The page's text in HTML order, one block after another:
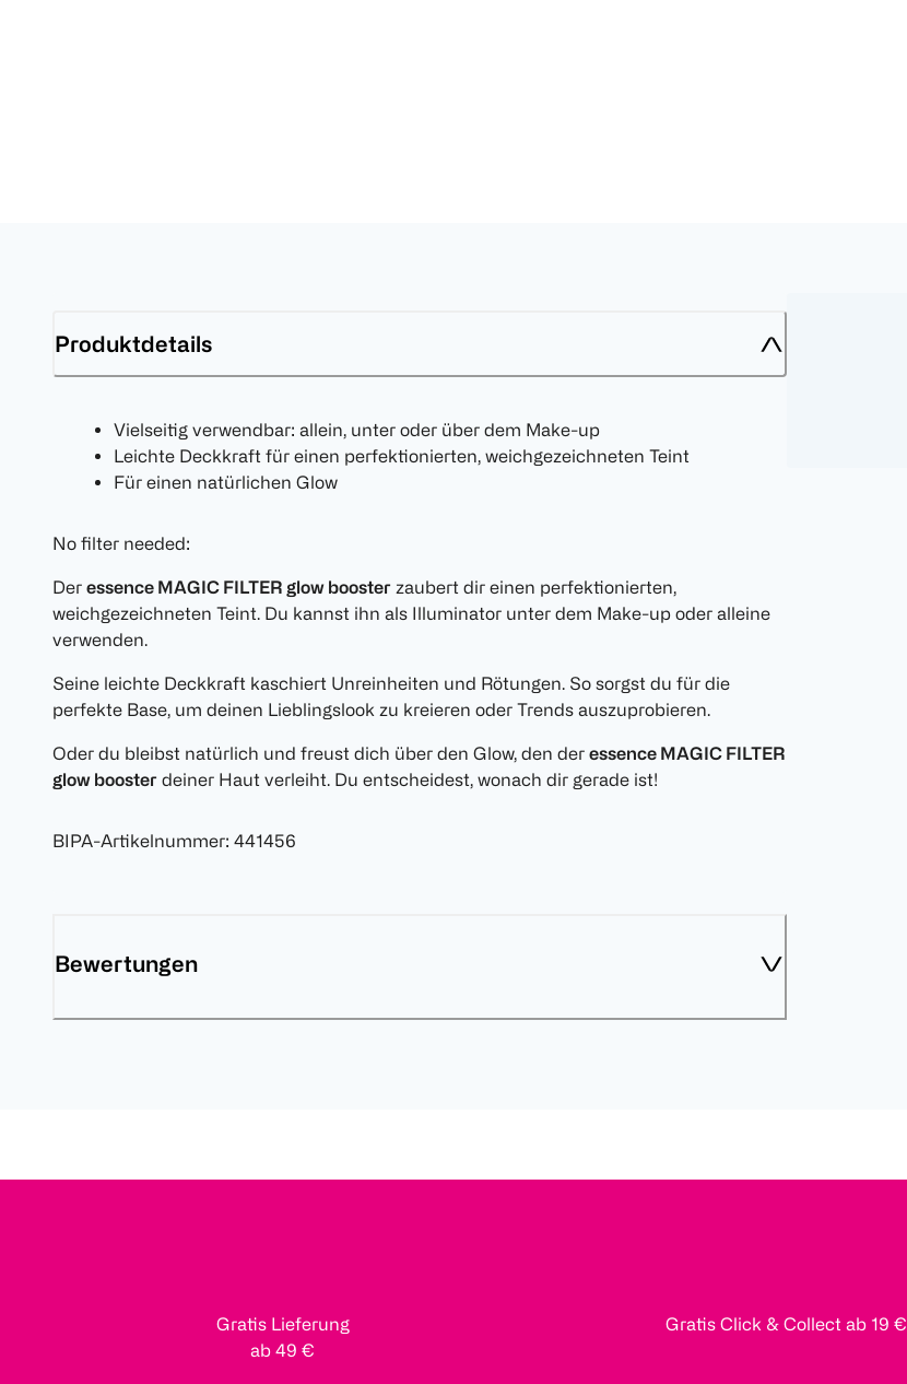
Produktdetails
Vielseitig verwendbar: allein, unter oder über dem Make-up
Leichte Deckkraft für einen perfektionierten, weichgezeichneten Teint
Für einen natürlichen Glow
No filter needed:
Der essence MAGIC FILTER glow booster zaubert dir einen perfektionierten,
weichgezeichneten Teint. Du kannst ihn als Illuminator unter dem Make-up oder alleine
verwenden.
Seine leichte Deckkraft kaschiert Unreinheiten und Rötungen. So sorgst du für die
perfekte Base, um deinen Lieblingslook zu kreieren oder Trends auszuprobieren.
Oder du bleibst natürlich und freust dich über den Glow, den der essence MAGIC FILTER
glow booster deiner Haut verleiht. Du entscheidest, wonach dir gerade ist!
BIPA-Artikelnummer: 441456
Bewertungen
Gratis Lieferung
ab 49 €
Gratis Click & Collect ab 19 €